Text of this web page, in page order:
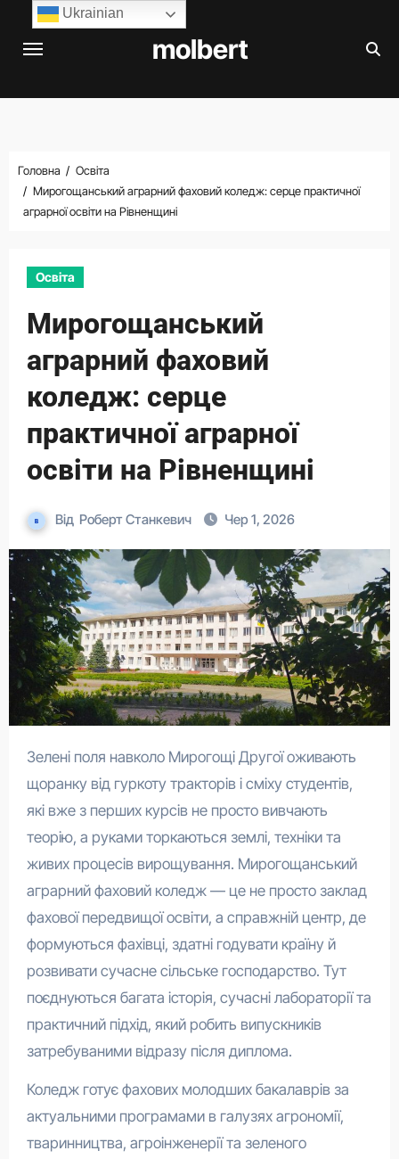
Перейти
molbert
Головна
Освіта
Мирогощанський аграрний фаховий коледж: серце практичної
аграрної освіти на Рівненщині
Освіта
Мирогощанський
аграрний фаховий
коледж: серце
практичної аграрної
освіти на Рівненщині
Від Роберт Станкевич Чер 1, 2026
Зелені поля навколо Мирогощі Другої оживають
щоранку від гуркоту тракторів і сміху студентів,
які вже з перших курсів не просто вивчають
теорію, а руками торкаються землі, техніки та
живих процесів вирощування. Мирогощанський
аграрний фаховий коледж — це не просто заклад
фахової передвищої освіти, а справжній центр, де
формуються фахівці, здатні годувати країну й
розвивати сучасне сільське господарство. Тут
поєднуються багата історія, сучасні лабораторії та
практичний підхід, який робить випускників
затребуваними відразу після диплома.
Коледж готує фахових молодших бакалаврів за
актуальними програмами в галузях агрономії,
тваринництва, агроінженерії та зеленого
Ukrainian